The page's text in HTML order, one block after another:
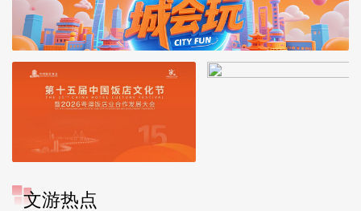
文游热点